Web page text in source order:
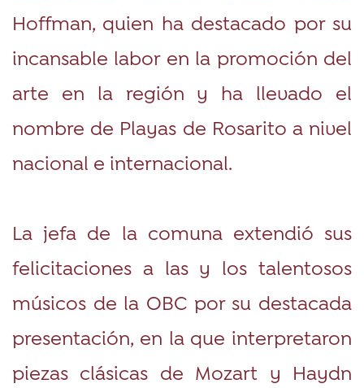
Hoffman, quien ha destacado por su
incansable labor en la promoción del
arte en la región y ha llevado el
nombre de Playas de Rosarito a nivel
nacional e internacional.
La jefa de la comuna extendió sus
felicitaciones a las y los talentosos
músicos de la OBC por su destacada
presentación, en la que interpretaron
piezas clásicas de Mozart y Haydn